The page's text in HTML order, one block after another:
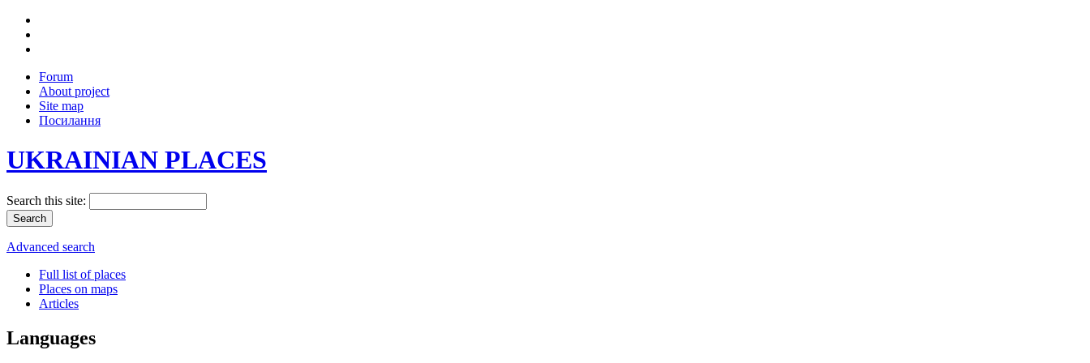
Forum
About project
Site map
Посилання
UKRAINIAN PLACES
Search this site:
Advanced search
Full list of places
Places on maps
Articles
Languages